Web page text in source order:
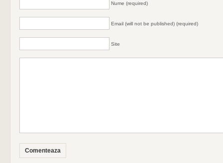
Nume (required)
Email (will not be published) (required)
Site